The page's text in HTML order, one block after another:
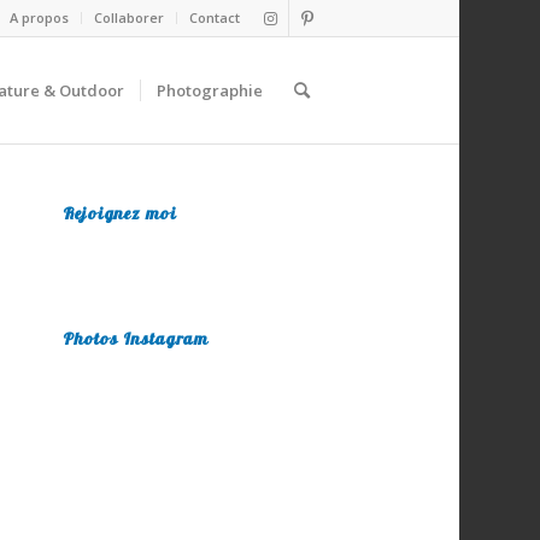
A propos Collaborer Contact
& Outdoor Photographie
Rejoignez moi
Photos Instagram